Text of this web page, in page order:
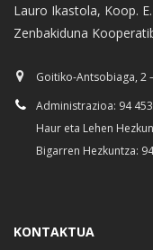
Lauro Ikastola, Koop.
Zenbakiduna
Goitiko-Antsobiaga, 2
Administrazioa: 94
Haur eta Lehen
Bigarren Hezkuntza:
KONTAKTUA